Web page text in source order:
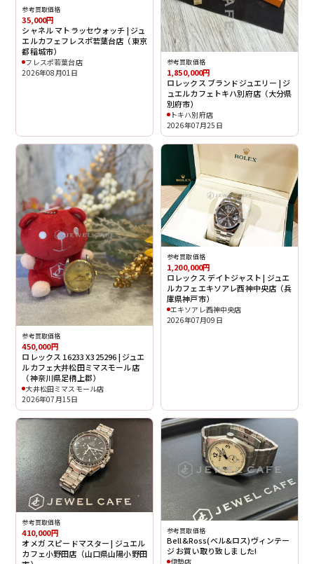
参考買取価格
35,000円
シャネル マトラッセウォッチ | ジュ
エルカフェフレスポ若葉台店（東京
都稲城市）
フレスポ若葉台店
2026年08月01日
参考買取価格
1,850,000円
ロレックス ブランドジュエリー | ジ
ュエルカフェトキハ別府店（大分県
別府市）
トキハ別府店
2026年07月25日
参考買取価格
450,000円
ロレックス 16233 X325296 | ジュエ
ルカフェ大井松田ミマスモール店
（神奈川県足柄上郡）
大井松田ミマスモール店
2026年07月15日
参考買取価格
1,200,000円
ロレックス デイトジャスト | ジュエ
ルカフェエキソアレ西神中央店（兵
庫県神戸市）
エキソアレ西神中央店
2026年07月09日
参考買取価格
410,000円
オメガ スピードマスター | ジュエル
カフェ小野田店（山口県山陽小野田
参考買取価格
Bell&Ross(ベル&ロス)ヴィンテー
ジ お買い取り致しました!
伊勢店